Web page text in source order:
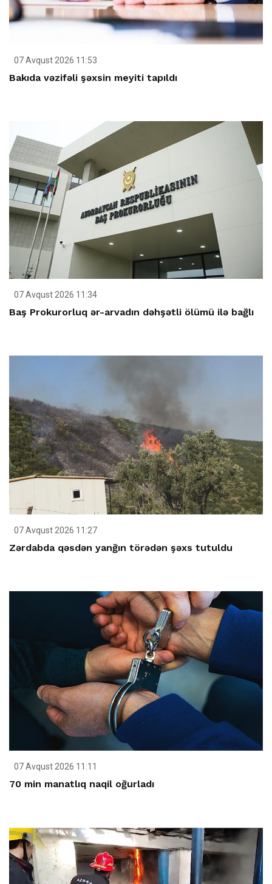
07 Avqust 2026 11:53
Bakıda vəzifəli şəxsin meyiti tapıldı
07 Avqust 2026 11:34
Baş Prokurorluq ər-arvadın dəhşətli ölümü ilə bağlı
07 Avqust 2026 11:27
Zərdabda qəsdən yanğın törədən şəxs tutuldu
07 Avqust 2026 11:11
70 min manatlıq naqil oğurladı